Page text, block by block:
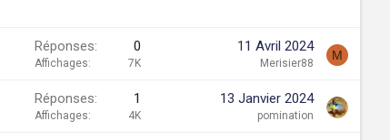
Réponses 0
Affichages 7K
11 Avril 2024
Merisier88
M
Réponses 1
Affichages 4K
13 Janvier 2024
pomination